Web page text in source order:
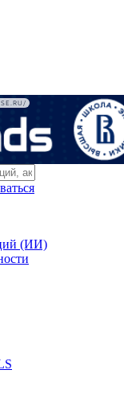
(ИИ)